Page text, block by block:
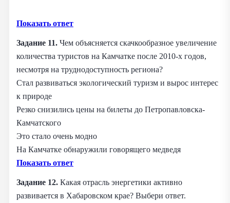
Показать ответ
Задание 11. Чем объясняется скачкообразное увеличение
количества туристов на Камчатке после 2010-х годов,
несмотря на труднодоступность региона?
Стал развиваться экологический туризм и вырос интерес
к природе
Резко снизились цены на билеты до Петропавловска-
Камчатского
Это стало очень модно
На Камчатке обнаружили говорящего медведя
Показать ответ
Задание 12. Какая отрасль энергетики активно
развивается в Хабаровском крае? Выбери ответ.